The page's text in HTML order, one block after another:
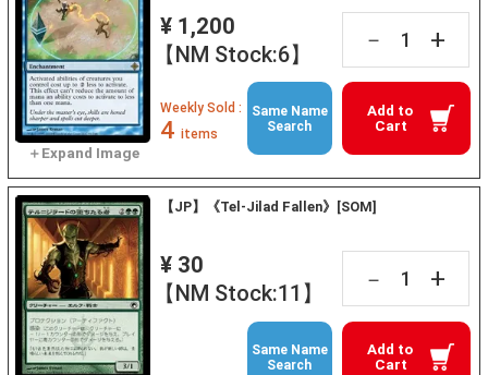
¥ 1,200
【NM Stock:6】
－ +
Add to
Cart
Weekly Sold :
4 items
Same Name
Search
【JP】《Tel-Jilad Fallen》[SOM]
¥ 30
【NM Stock:11】
－ +
Add to
Cart
Same Name
Search